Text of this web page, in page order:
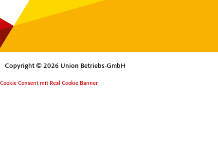
Copyright © 2026 Union Betriebs-GmbH
Cookie Consent mit Real Cookie Banner